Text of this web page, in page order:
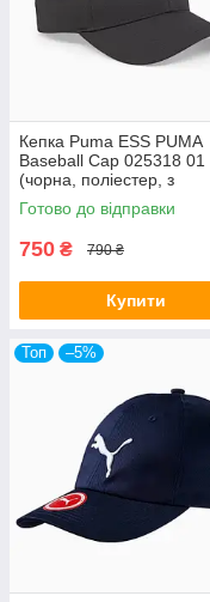
Кепка Puma ESS PUMA
Baseball Cap 025318 01
(чорна, поліестер, з
регулятором, спортивна,
логотип пума)
Готово до відправки
750 ₴ 790 ₴
Купити
Топ –5%